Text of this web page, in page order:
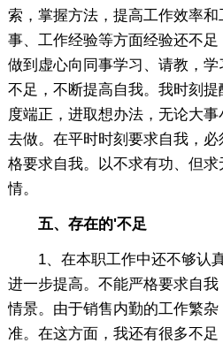
索，掌握方法，提高工作效率
事、工作经验等方面经验还不足
做到虚心向同事学习、请教，
不足，不断提高自我。我时刻
度端正，进取想办法，无论大
去做。在平时时刻要求自我，
格要求自我。以不求有功、但
情。
五、存在的'不足
1、在本职工作中还不够认
进一步提高。不能严格要求自
情景。由于销售内勤的工作繁杂
准。在这方面，我还有很多不足